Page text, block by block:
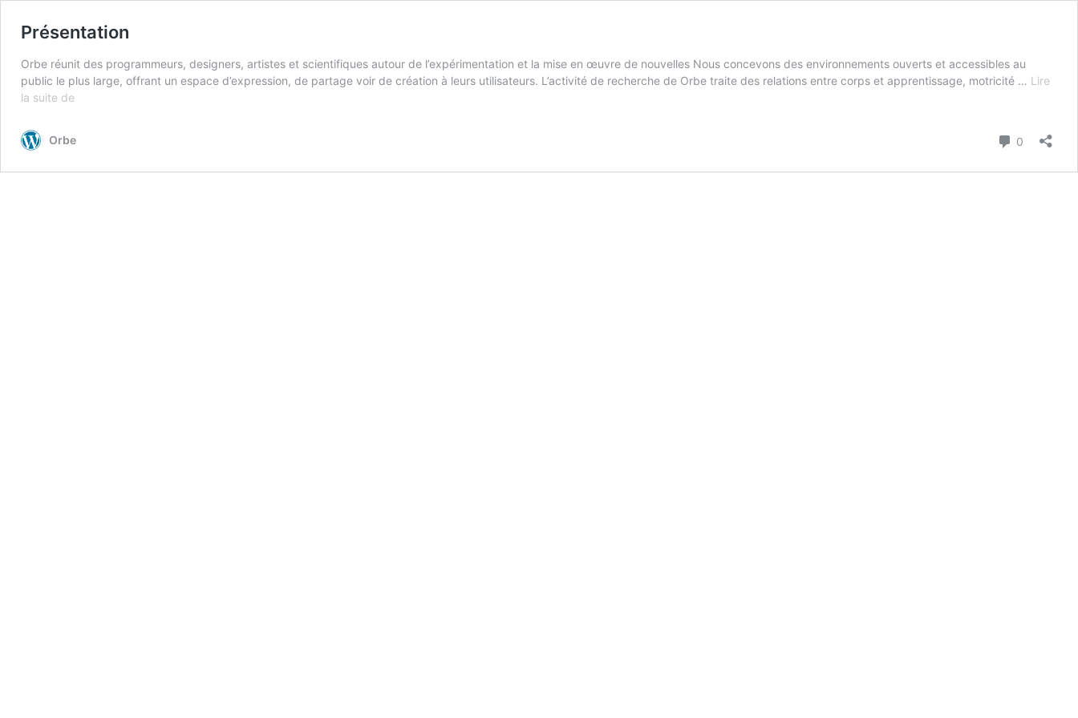
Présentation
Orbe réunit des programmeurs, designers, artistes et scientifiques autour de l’expérimentation et la mise en œuvre de nouvelles Nous concevons des environnements ouverts et accessibles au
public le plus large, offrant un espace d’expression, de partage voir de création à leurs utilisateurs. L’activité de recherche de Orbe traite des relations entre corps et apprentissage, motricité … Lire
la suite de
Orbe 0